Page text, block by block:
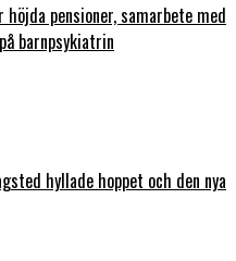
pensioner, samarbete med
barnpsykiatrin
hyllade hoppet och den nya